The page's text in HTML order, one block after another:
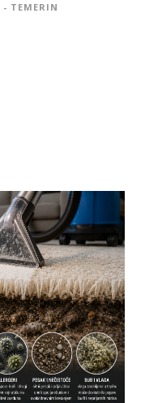
TEMERIN